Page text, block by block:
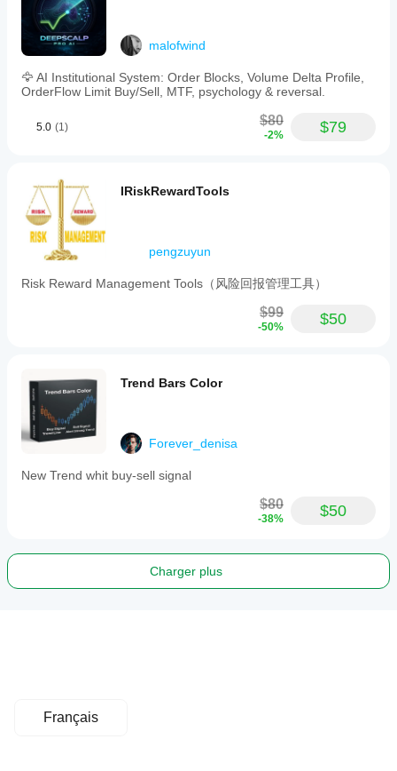
malofwind
🦅 AI Institutional System: Order Blocks, Volume Delta Profile,
OrderFlow Limit Buy/Sell, MTF, psychology & reversal.
5.0 (1) $80
-2% $79
IRiskRewardTools
pengzuyun
Risk Reward Management Tools（风险回报管理工具）
$99
-50% $50
Trend Bars Color
Forever_denisa
New Trend whit buy-sell signal
$80
-38% $50
Charger plus
Français